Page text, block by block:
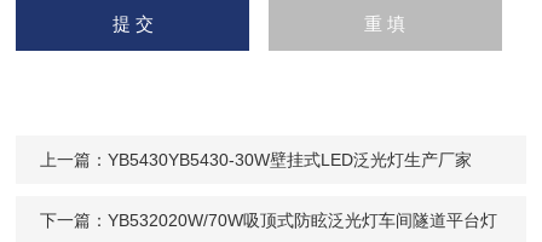
上一篇：YB5430YB5430-30W壁挂式LED泛光灯生产厂家
下一篇：YB532020W/70W吸顶式防眩泛光灯车间隧道平台灯